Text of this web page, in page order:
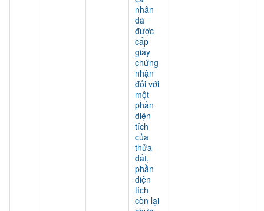
nhân
đã
được
cấp
giấy
chứng
nhận
đối với
một
phần
diện
tích
của
thửa
đất,
phần
diện
tích
còn lại